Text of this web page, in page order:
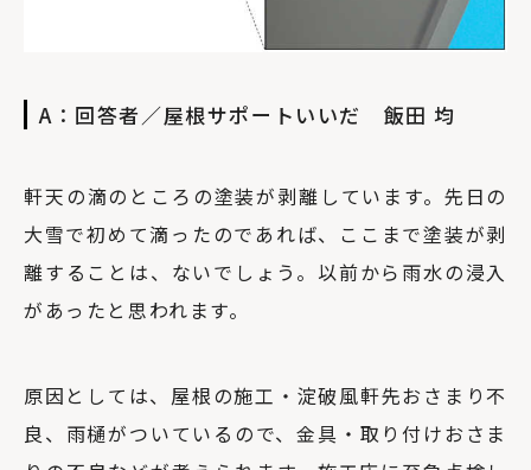
A：回答者／屋根サポートいいだ 飯田 均
軒天の滴のところの塗装が剥離しています。先日の
大雪で初めて滴ったのであれば、ここまで塗装が剥
離することは、ないでしょう。以前から雨水の浸入
があったと思われます。
原因としては、屋根の施工・淀破風軒先おさまり不
良、雨樋がついているので、金具・取り付けおさま